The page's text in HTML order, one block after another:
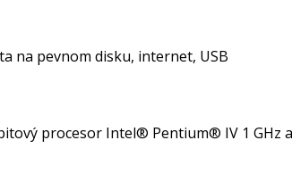
na pevnom disku, internet, USB
procesor Intel® Pentium® IV 1 GHz